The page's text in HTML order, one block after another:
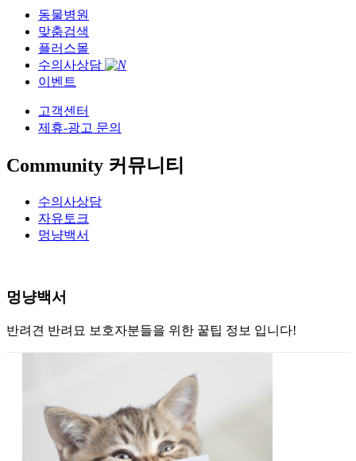
동물병원
맞춤검색
플러스몰
수의사상담
이벤트
고객센터
제휴-광고 문의
Community 커뮤니티
수의사상담
자유토크
멍냥백서
멍냥백서
반려견 반려묘 보호자분들을 위한 꿑팁 정보 입니다!